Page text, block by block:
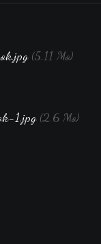
(5.11 Mo)
1.jpg(2.6 Mo)